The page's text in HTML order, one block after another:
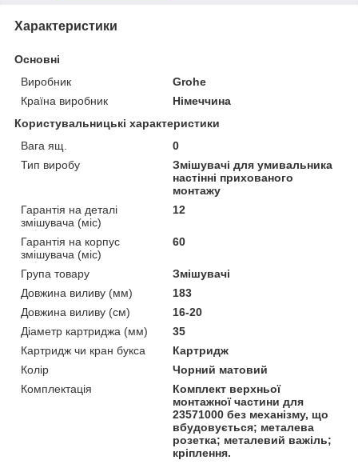
Характеристики
Основні
Виробник
Grohe
Країна виробник
Німеччина
Користувальницькі характеристики
Вага ящ.
0
Тип виробу
Змішувачі для умивальника
настінні прихованого
монтажу
Гарантія на деталі
змішувача (міс)
12
Гарантія на корпус
змішувача (міс)
60
Група товару
Змішувачі
Довжина виливу (мм)
183
Довжина виливу (см)
16-20
Діаметр картриджа (мм)
35
Картридж чи кран букса
Картридж
Колір
Чорний матовий
Комплектація
Комплект верхньої
монтажної частини для
23571000 без механізму, що
вбудовується; металева
розетка; металевий важіль;
кріплення.